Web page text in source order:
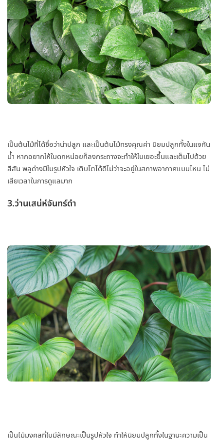
เป็นต้นไม้ที่ได้ชื่อว่าน่าปลูก และเป็นต้นไม้ทรงคุณค่า นิยมปลูกทั้งในแจกัน
น้ำ หากอยากให้ใบดกหน่อยก็ลงกระถางจะทำให้ใบเยอะขึ้นและเต็มไปด้วย
สีสัน พลูด่างมีใบรูปหัวใจ เติบโตได้ดีไม่ว่าจะอยู่ในสภาพอากาศแบบไหน ไม่
เสียเวลาในการดูแลมาก
3.ว่านเสน่ห์จันทร์ดำ
เป็นไม้มงคลที่ใบมีลักษณะเป็นรูปหัวใจ ทำให้นิยมปลูกทั้งในฐานะความเป็น